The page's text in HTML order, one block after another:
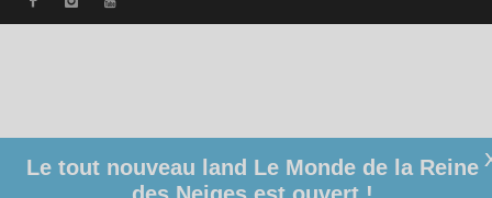
Le tout nouveau land Le Monde de la Reine